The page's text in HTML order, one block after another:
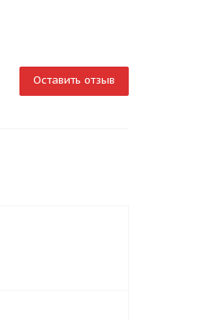
Оставить отзыв